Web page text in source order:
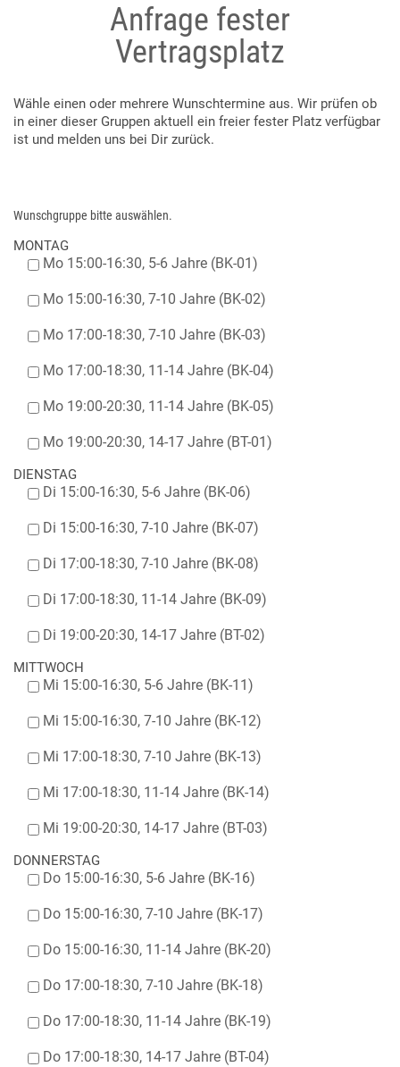
Anfrage fester
Vertragsplatz
Wähle einen oder mehrere Wunschtermine aus. Wir prüfen ob
in einer dieser Gruppen aktuell ein freier fester Platz verfügbar
ist und melden uns bei Dir zurück.
Wunschgruppe bitte auswählen.
MONTAG
Mo 15:00-16:30, 5-6 Jahre (BK-01)
Mo 15:00-16:30, 7-10 Jahre (BK-02)
Mo 17:00-18:30, 7-10 Jahre (BK-03)
Mo 17:00-18:30, 11-14 Jahre (BK-04)
Mo 19:00-20:30, 11-14 Jahre (BK-05)
Mo 19:00-20:30, 14-17 Jahre (BT-01)
DIENSTAG
Di 15:00-16:30, 5-6 Jahre (BK-06)
Di 15:00-16:30, 7-10 Jahre (BK-07)
Di 17:00-18:30, 7-10 Jahre (BK-08)
Di 17:00-18:30, 11-14 Jahre (BK-09)
Di 19:00-20:30, 14-17 Jahre (BT-02)
MITTWOCH
Mi 15:00-16:30, 5-6 Jahre (BK-11)
Mi 15:00-16:30, 7-10 Jahre (BK-12)
Mi 17:00-18:30, 7-10 Jahre (BK-13)
Mi 17:00-18:30, 11-14 Jahre (BK-14)
Mi 19:00-20:30, 14-17 Jahre (BT-03)
DONNERSTAG
Do 15:00-16:30, 5-6 Jahre (BK-16)
Do 15:00-16:30, 7-10 Jahre (BK-17)
Do 15:00-16:30, 11-14 Jahre (BK-20)
Do 17:00-18:30, 7-10 Jahre (BK-18)
Do 17:00-18:30, 11-14 Jahre (BK-19)
Do 17:00-18:30, 14-17 Jahre (BT-04)